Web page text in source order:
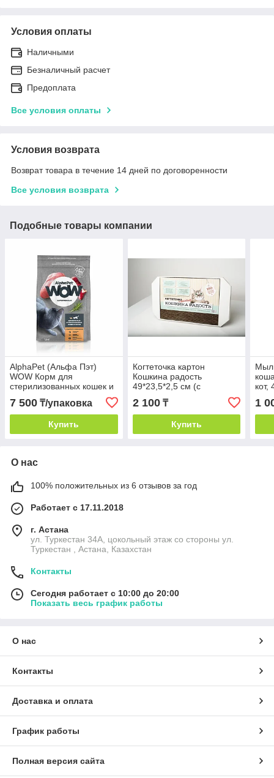
Условия оплаты
Наличными
Безналичный расчет
Предоплата
Все условия оплаты
Условия возврата
Возврат товара в течение 14 дней по договоренности
Все условия возврата
Подобные товары компании
AlphaPet (Альфа Пэт)
WOW Корм для
стерилизованных кошек и
котов Индейка и
потрошки, 1,5 кг
7 500 ₸/упаковка
Купить
Когтеточка картон
Кошкина радость
49*23,5*2,5 см (с
кошачьей мятой)
2 100₸
Купить
кот,
1
О нас
100% положительных из 6 отзывов за год
Работает с 17.11.2018
г. Астана
ул. Туркестан 34А, цокольный этаж со стороны ул.
Туркестан , Астана, Казахстан
Контакты
Сегодня работает с 10:00 до 20:00
Показать весь график работы
О нас
Контакты
Доставка и оплата
График работы
Полная версия сайта